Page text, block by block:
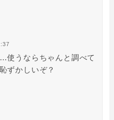
使うならちゃんと調べて
ずかしいぞ？